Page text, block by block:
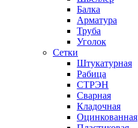
Балка
Арматура
Труба
Уголок
Сетки
Штукатурная
Рабица
СТРЭН
Сварная
Кладочная
Оцинкованная